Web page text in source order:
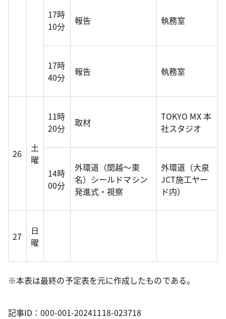
17時
10分
報告 執務室
17時
40分
報告 執務室
26
土
曜
11時
20分
取材
TOKYO MX 本
社スタジオ
14時
00分
外環道（関越～東
名）シールドマシン
発進式・視察
外環道（大泉
JCT施工ヤー
ド内）
27
日
曜
※本表は最終の予定表を元に作成したものである。
記事ID：000-001-20241118-023718